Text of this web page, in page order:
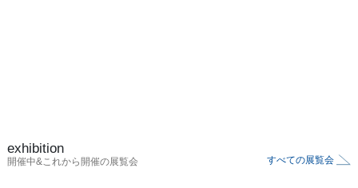
exhibition
開催中&これから開催の展覧会 すべての展覧会